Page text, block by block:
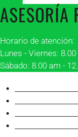
ASESORÍA
Horario de atención:
Lunes - Viernes:
Sábado: 8.00 am -